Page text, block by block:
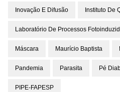
Inovação E Difusão Instituto De
Laboratório De Processos
Máscara Maurício Baptista
Pandemia Parasita Pé
PIPE-FAPESP